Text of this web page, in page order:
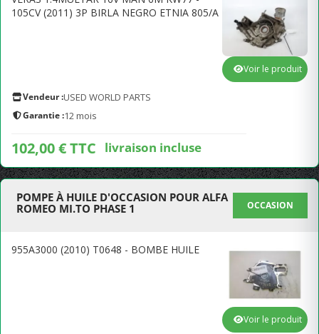
105CV (2011) 3P BIRLA NEGRO ETNIA 805/A
Vendeur :USED WORLD PARTS
Garantie :12 mois
102,00 € TTC livraison incluse
Voir le produit
POMPE À HUILE D'OCCASION POUR ALFA
ROMEO MI.TO PHASE 1
OCCASION
955A3000 (2010) T0648 - BOMBE HUILE
Voir le produit